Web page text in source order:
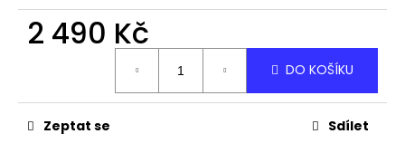
2 490 Kč
DO KOŠÍKU
Zeptat se Sdílet
HLEDAT
o
p